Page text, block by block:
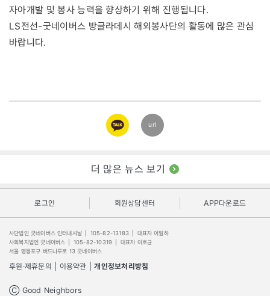
자아개발 및 봉사 능력을 향상하기 위해 진행됩니다.
LS전선-굿네이버스 방글라데시 해외봉사단의 활동에 많은 관심
바랍니다.
카카오
링크
url
더 많은 뉴스 보기
로그인 회원상담센터 APP다운로드
사단법인 굿네이버스 인터내셔날 105-82-13183
대표자 이일하
사회복지법인 굿네이버스
105-82-10319
대표자 이호균
서울 영등포구 버드나루로 13 굿네이버스
후원·제휴문의 이용약관 개인정보처리방침
Ⓒ Good Neighbors